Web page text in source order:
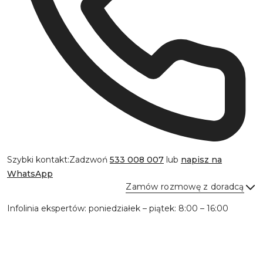
Szybki kontakt:Zadzwoń 533 008 007 lub napisz na
WhatsApp
Zamów rozmowę z doradcą
Infolinia ekspertów: poniedziałek – piątek: 8:00 – 16:00